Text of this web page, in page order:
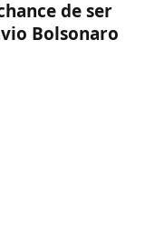
de ser
Bolsonaro